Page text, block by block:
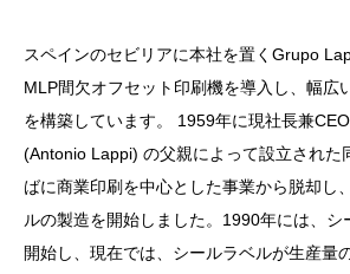
スペインのセビリアに本社を置くGrupo
MLP間欠オフセット印刷機を導入し、幅広
を構築しています。 1959年に現社長兼
(Antonio Lappi) の父親によって設立された
ばに商業印刷を中心とした事業から脱却し
ルの製造を開始しました。1990年には、シ
開始し、現在では、シールラベルが生産量